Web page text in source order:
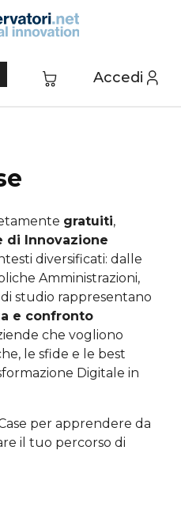
Accedi
gratuiti,
di Innovazione
diversificati: dalle
Amministrazioni,
studio rappresentano
e confronto
che vogliono
le sfide e le best
Digitale in
per apprendere da
il tuo percorso di